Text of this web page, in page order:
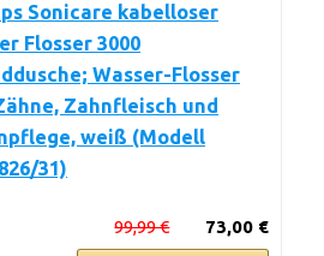
Sonicare kabelloser
Flosser 3000
Wasser-Flosser
Zahnfleisch und
weiß (Modell
31)
73,00 €
99,99 €